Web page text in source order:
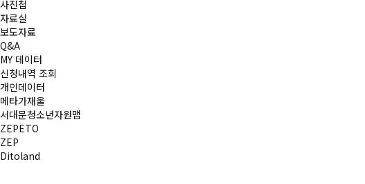
사진첩
자료실
보도자료
Q&A
MY 데이터
신청내역 조회
개인데이터
메타가재울
서대문청소년자원맵
ZEPETO
ZEP
Ditoland